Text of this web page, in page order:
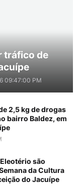
tráfico de
09:47:00 PM
2,5 kg de drogas
bairro Baldez, em
são
da Cultura
do Jacuípe